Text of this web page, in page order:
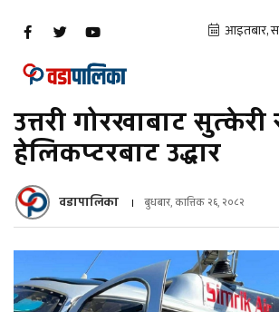
उत्तरी गोरखाबाट
हेलिकप्टरबाट उद्धार
वडापालिका बुधबार, कात्तिक २६, २०८२